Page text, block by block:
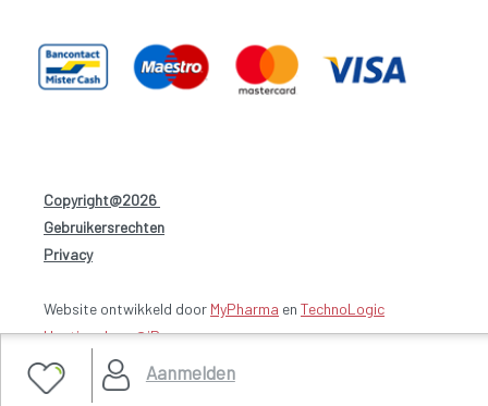
Aanmelden
Copyright@2026
Gebruikersrechten
Privacy-
Website ontwikkeld door MyPharma en TechnoLogic
Hosting door @iPower